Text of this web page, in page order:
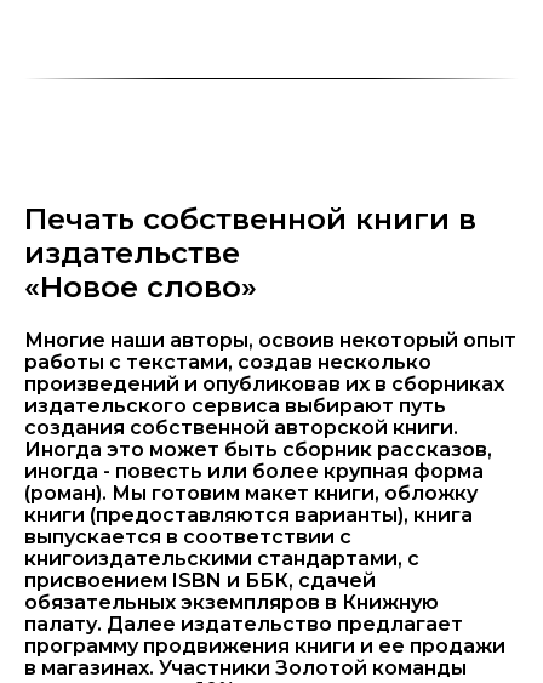
Печать собственной книги в
издательстве
«Новое слово»
Многие наши авторы, освоив некоторый опыт
работы с текстами, создав несколько
произведений и опубликовав их в сборниках
издательского сервиса выбирают путь
создания собственной авторской книги.
Иногда это может быть сборник рассказов,
иногда - повесть или более крупная форма
(роман). Мы готовим макет книги, обложку
книги (предоставляются варианты), книга
выпускается в соответствии с
книгоиздательскими стандартами, с
присвоением ISBN и ББК, сдачей
обязательных экземпляров в Книжную
палату. Далее издательство предлагает
программу продвижения книги и ее продажи
в магазинах. Участники Золотой команды